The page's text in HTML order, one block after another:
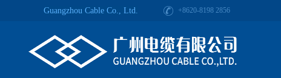
Guangzhou Cable Co., Ltd. +8620-8198 2856